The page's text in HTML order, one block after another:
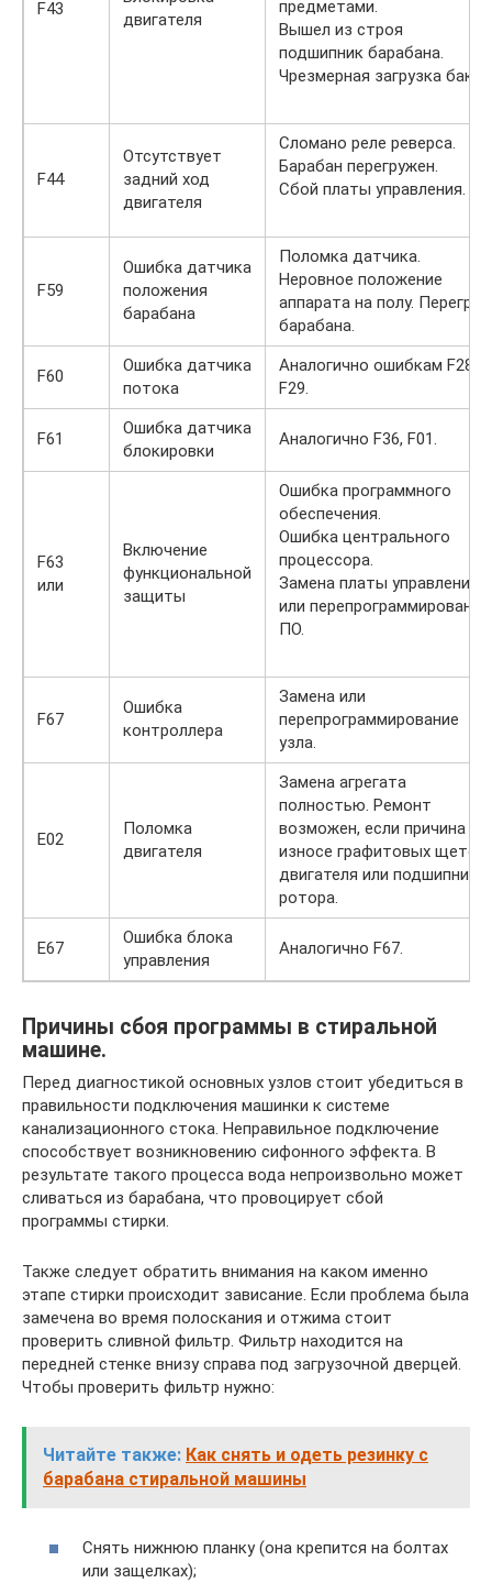
F43
двигателя
предметами.
Вышел из строя
подшипник барабана.
Чрезмерная загрузка бака.
F44
Отсутствует
задний ход
двигателя
Сломано реле реверса.
Барабан перегружен.
Сбой платы управления.
F59
Ошибка датчика
положения
барабана
Поломка датчика.
Неровное положение
аппарата на полу. Перегруз
барабана.
F60
Ошибка датчика
потока
Аналогично ошибкам F28,
F29.
F61
Ошибка датчика
блокировки
Аналогично F36, F01.
F63
или
Включение
функциональной
защиты
Ошибка программного
обеспечения.
Ошибка центрального
процессора.
Замена платы управления
или перепрограммирование
ПО.
F67
Ошибка
контроллера
Замена или
перепрограммирование
узла.
E02
Поломка
двигателя
Замена агрегата
полностью. Ремонт
возможен, если причина в
износе графитовых щеток
двигателя или подшипника
ротора.
E67
Ошибка блока
управления
Аналогично F67.
Причины сбоя программы в стиральной
машине.
Перед диагностикой основных узлов стоит убедиться в
правильности подключения машинки к системе
канализационного стока. Неправильное подключение
способствует возникновению сифонного эффекта. В
результате такого процесса вода непроизвольно может
сливаться из барабана, что провоцирует сбой
программы стирки.
Также следует обратить внимания на каком именно
этапе стирки происходит зависание. Если проблема была
замечена во время полоскания и отжима стоит
проверить сливной фильтр. Фильтр находится на
передней стенке внизу справа под загрузочной дверцей.
Чтобы проверить фильтр нужно:
Читайте также: Как снять и одеть резинку с
барабана стиральной машины
Снять нижнюю планку (она крепится на болтах
или защелках);